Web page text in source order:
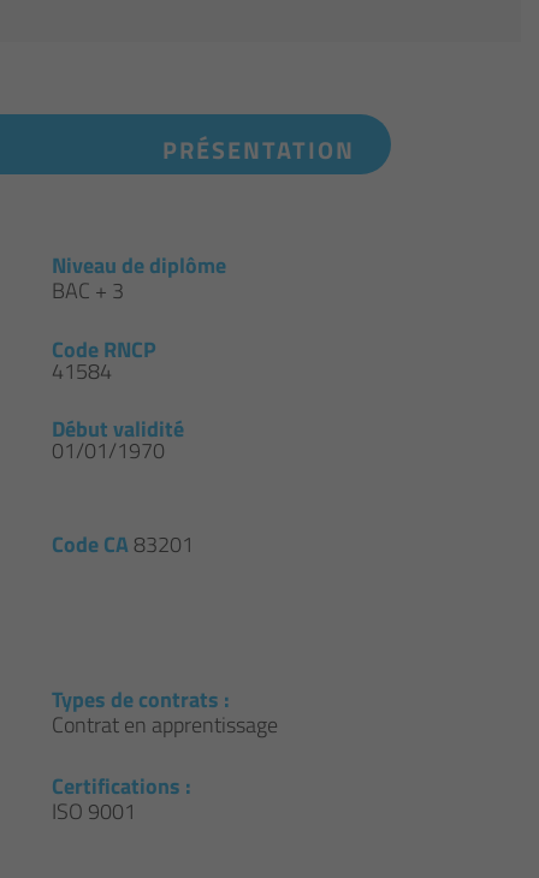
PRÉSENTATION
Niveau de diplôme
BAC + 3
Code RNCP
41584
Début validité
01/01/1970
Code CA83201
Types de contrats :
Contrat en apprentissage
Certifications :
ISO 9001